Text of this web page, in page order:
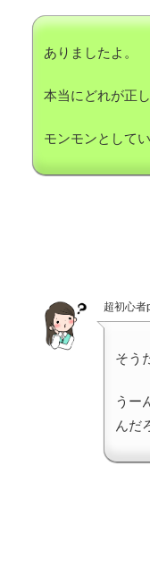
ありましたよ。
本当にどれが正
モンモンとしてい
超初心者
そう
うー
んだ